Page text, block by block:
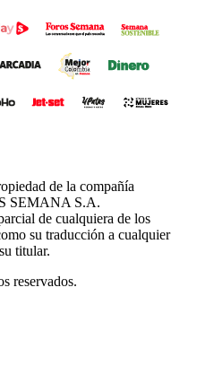
de la compañía
SEMANA S.A.
de cualquiera de los
su traducción a cualquier
titular.
reservados.